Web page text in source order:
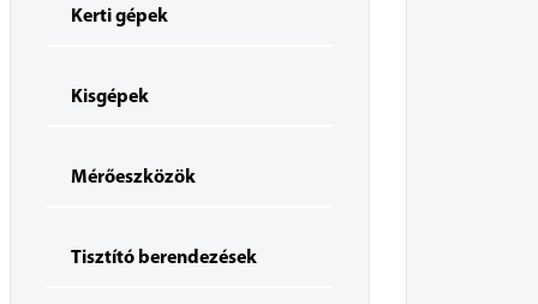
Kerti gépek
Kisgépek
Mérőeszközök
Tisztító berendezések